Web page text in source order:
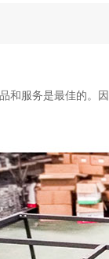
和服务是最佳的